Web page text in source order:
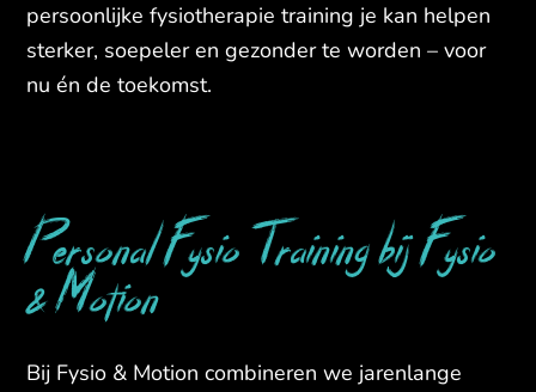
persoonlijke fysiotherapie training je kan helpen
sterker, soepeler en gezonder te worden – voor
nu én de toekomst.
Personal Fysio Training bij Fysio
& Motion
Bij Fysio & Motion combineren we jarenlange